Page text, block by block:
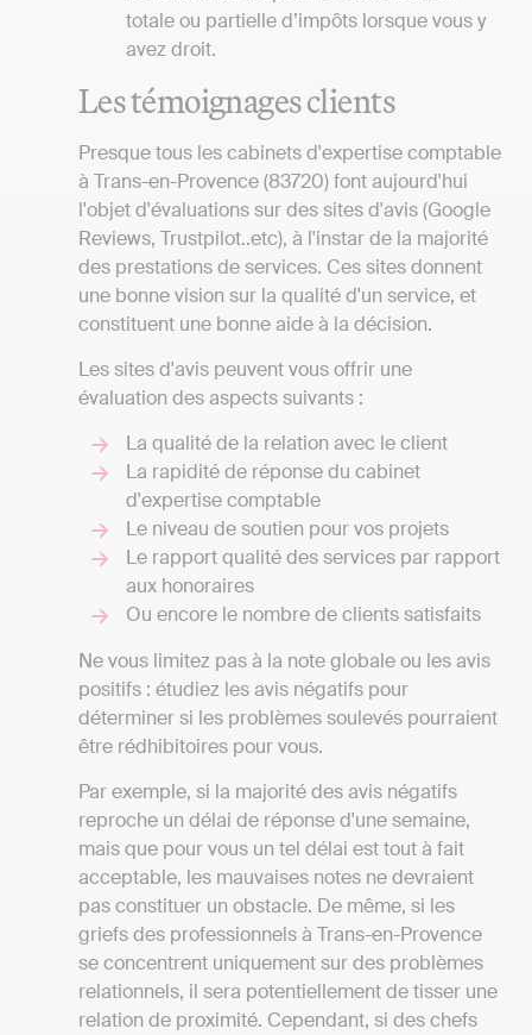
totale ou partielle d’impôts lorsque vous y
avez droit.
Les témoignages clients
Presque tous les cabinets d'expertise comptable
à Trans-en-Provence (83720) font aujourd'hui
l'objet d'évaluations sur des sites d'avis (Google
Reviews, Trustpilot..etc), à l'instar de la majorité
des prestations de services. Ces sites donnent
une bonne vision sur la qualité d'un service, et
constituent une bonne aide à la décision.
Les sites d'avis peuvent vous offrir une
évaluation des aspects suivants :
La qualité de la relation avec le client
La rapidité de réponse du cabinet
d'expertise comptable
Le niveau de soutien pour vos projets
Le rapport qualité des services par rapport
aux honoraires
Ou encore le nombre de clients satisfaits
Ne vous limitez pas à la note globale ou les avis
positifs : étudiez les avis négatifs pour
déterminer si les problèmes soulevés pourraient
être rédhibitoires pour vous.
Par exemple, si la majorité des avis négatifs
reproche un délai de réponse d'une semaine,
mais que pour vous un tel délai est tout à fait
acceptable, les mauvaises notes ne devraient
pas constituer un obstacle. De même, si les
griefs des professionnels à Trans-en-Provence
se concentrent uniquement sur des problèmes
relationnels, il sera potentiellement de tisser une
relation de proximité. Cependant, si des chefs